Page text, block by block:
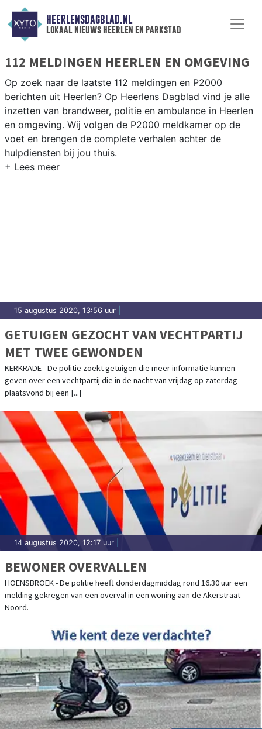
HEERLENSDAGBLAD.NL
lokaal nieuws heerlen en parkstad
112 MELDINGEN HEERLEN EN OMGEVING
Op zoek naar de laatste 112 meldingen en P2000
berichten uit Heerlen? Op Heerlens Dagblad vind je alle
inzetten van brandweer, politie en ambulance in Heerlen
en omgeving. Wij volgen de P2000 meldkamer op de
voet en brengen de complete verhalen achter de
hulpdiensten bij jou thuis.
15 augustus 2020, 13:56 uur
GETUIGEN GEZOCHT VAN VECHTPARTIJ
MET TWEE GEWONDEN
KERKRADE - De politie zoekt getuigen die meer informatie kunnen
geven over een vechtpartij die in de nacht van vrijdag op zaterdag
plaatsvond bij een [...]
14 augustus 2020, 12:17 uur
BEWONER OVERVALLEN
HOENSBROEK - De politie heeft donderdagmiddag rond 16.30 uur een
melding gekregen van een overval in een woning aan de Akerstraat
Noord.